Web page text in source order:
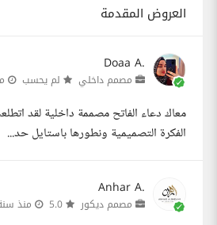
العروض المقدمة
Doaa A.
مصمم داخلي لم يحسب
معاك دعاء الفاتح مصممة داخلية لقد
الفكرة التصميمية ونطورها باستايل حد...
Anhar A.
مصمم ديكور منذ